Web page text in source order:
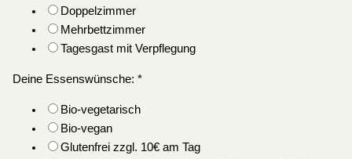
Doppelzimmer
Mehrbettzimmer
Tagesgast mit Verpflegung
Deine Essenswünsche: *
Bio-vegetarisch
Bio-vegan
Glutenfrei zzgl. 10€ am Tag